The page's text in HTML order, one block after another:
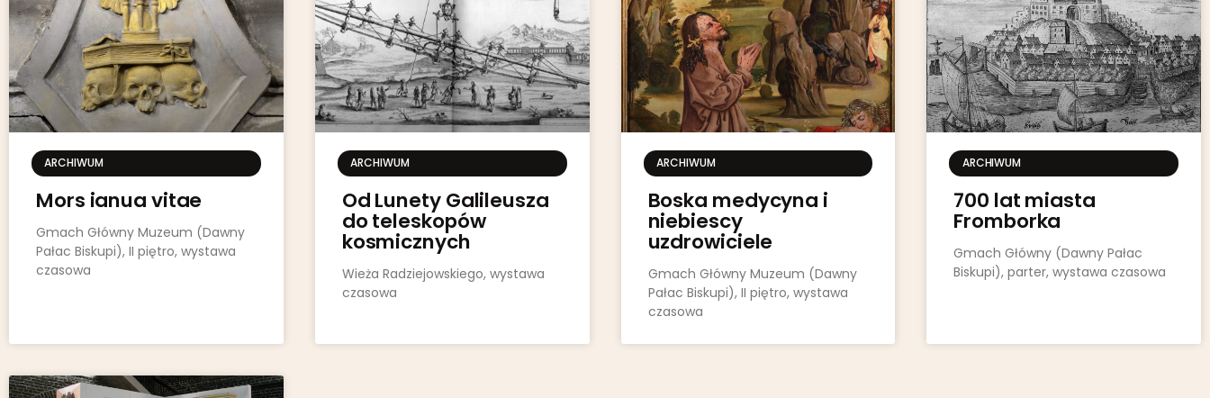
ARCHIWUM
Mors ianua vitae
Gmach Główny Muzeum (Dawny
Pałac Biskupi), II piętro, wystawa
czasowa
ARCHIWUM
Od Lunety Galileusza
do teleskopów
kosmicznych
Wieża Radziejowskiego, wystawa
czasowa
ARCHIWUM
Boska medycyna i
niebiescy
uzdrowiciele
Gmach Główny Muzeum (Dawny
Pałac Biskupi), II piętro, wystawa
czasowa
ARCHIWUM
700 lat miasta
Fromborka
Gmach Główny (Dawny Pałac
Biskupi), parter, wystawa czasowa